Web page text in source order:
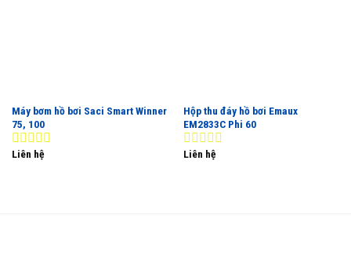
Máy bơm hồ bơi Saci Smart Winner
75, 100
0
Liên hệ
Hộp thu đáy hồ bơi Emaux
EM2833C Phi 60
0
Liên hệ